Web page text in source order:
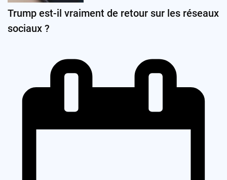
Trump est-il vraiment de retour sur les réseaux
sociaux ?